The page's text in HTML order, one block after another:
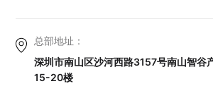
总部地址：
深圳市南山区沙河西路3157号南山智谷
15-20楼